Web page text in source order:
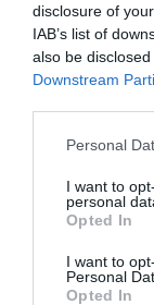
disclosure of
IAB’s list of
also be
Downstream
Personal
I want to
personal
Opted In
I want to
Personal
Opted In